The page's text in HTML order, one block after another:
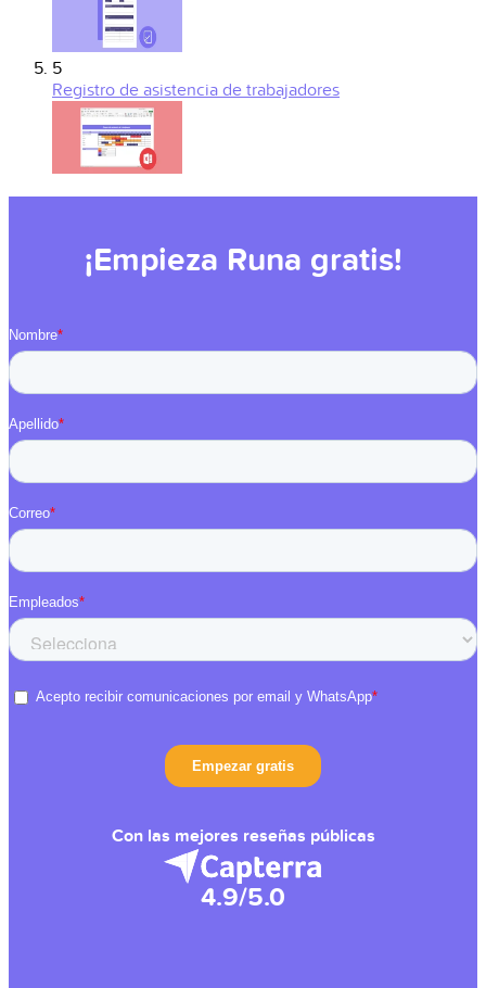
5
Registro de asistencia de trabajadores
¡Empieza Runa gratis!
Con las mejores reseñas públicas
4.9/5.0